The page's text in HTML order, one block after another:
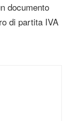
documento
di partita IVA